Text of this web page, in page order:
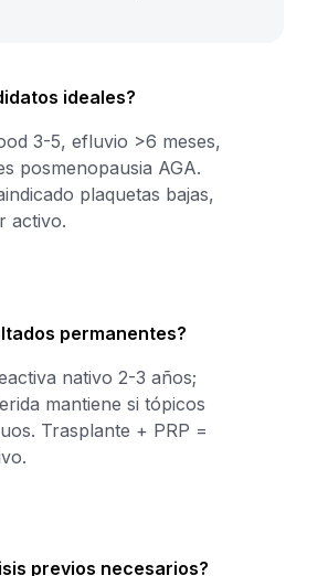
ideales?
3-5, efluvio >6 meses,
posmenopausia AGA.
plaquetas bajas,
activo.
permanentes?
nativo 2-3 años;
mantiene si tópicos
Trasplante + PRP =
previos necesarios?